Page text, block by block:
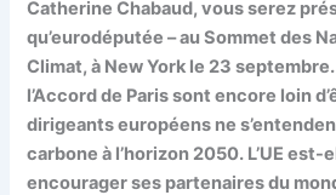
Catherine Chabaud, vous serez
qu’eurodéputée – au Sommet des
Climat, à New York le 23
l’Accord de Paris sont encore loin
dirigeants européens ne
carbone à l’horizon 2050. L’UE
encourager ses partenaires du